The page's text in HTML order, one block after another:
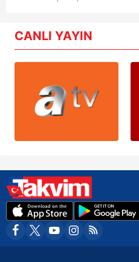
CANLI YAYIN